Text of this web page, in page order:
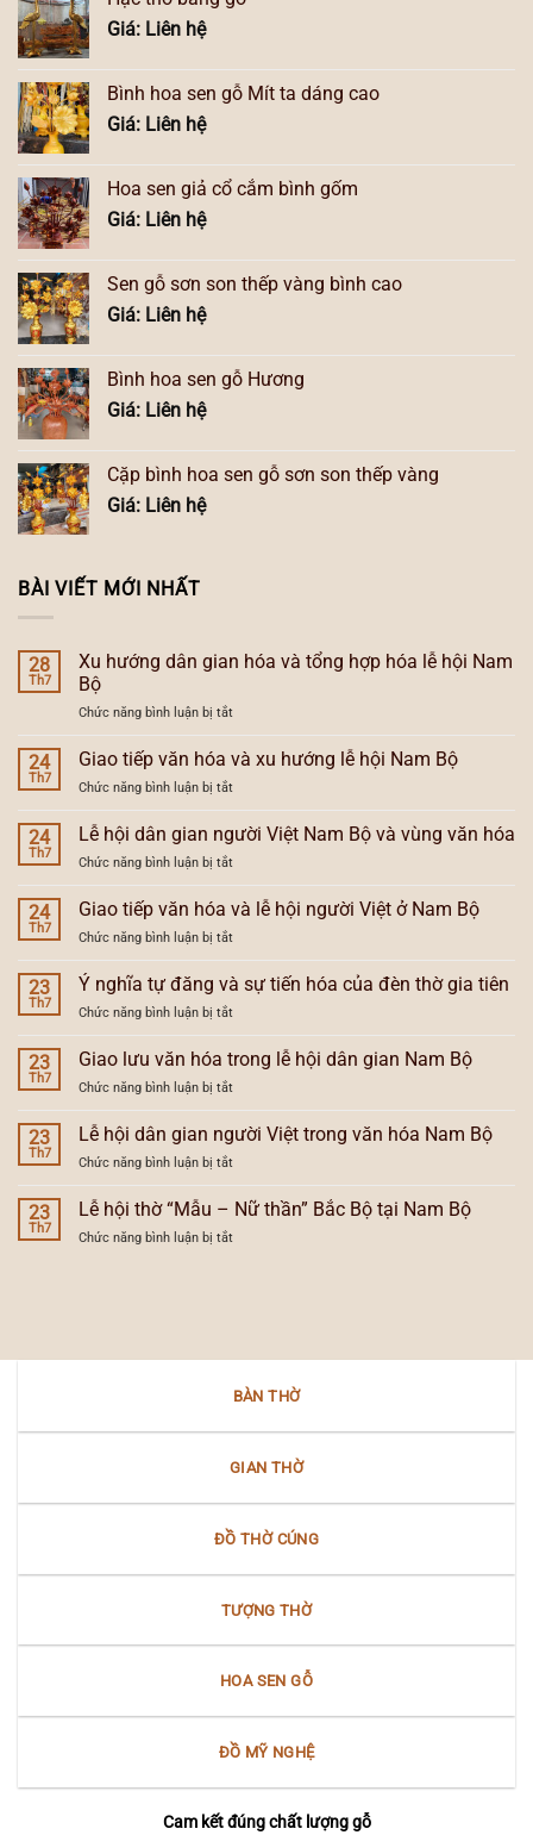
Giá: Liên hệ
Bình hoa sen gỗ Mít ta dáng cao
Giá: Liên hệ
Hoa sen giả cổ cắm bình gốm
Giá: Liên hệ
Sen gỗ sơn son thếp vàng bình cao
Giá: Liên hệ
Bình hoa sen gỗ Hương
Giá: Liên hệ
Cặp bình hoa sen gỗ sơn son thếp vàng
Giá: Liên hệ
BÀI VIẾT MỚI NHẤT
28
Th7
Xu hướng dân gian hóa và tổng hợp hóa lễ hội Nam
Bộ
Chức năng bình luận bị tắtở
Xu
hướng
gian
hóa
và
lễ
hội
Bộ
24
Th7
Giao tiếp văn hóa và xu hướng lễ hội Nam Bộ
Chức năng bình luận bị tắtở
Giao
tiếp
văn
hóa
và
xu
Nam
Bộ
24
Th7
Lễ hội dân gian người Việt Nam Bộ và vùng văn hóa
Chức năng bình luận bị tắtở
Lễ
hội
gian
người
Việt
vùng
văn
24
Th7
Giao tiếp văn hóa và lễ hội người Việt ở Nam Bộ
Chức năng bình luận bị tắtở
Giao
tiếp
hóa
và
lễ
ở
Nam
23
Th7
Ý nghĩa tự đăng và sự tiến hóa của đèn thờ gia tiên
Chức năng bình luận bị tắtở
Ý
nghĩa
đăng
và
sự
đèn
thờ
23
Th7
Giao lưu văn hóa trong lễ hội dân gian Nam Bộ
Chức năng bình luận bị tắtở
Giao
lưu
văn
hóa
trong
lễ
23
Th7
Lễ hội dân gian người Việt trong văn hóa Nam Bộ
Chức năng bình luận bị tắtở
Lễ
hội
gian
Nam
Bộ
23
Th7
Lễ hội thờ “Mẫu – Nữ thần” Bắc Bộ tại Nam Bộ
Chức năng bình luận bị tắtở
Nữ
Bắc
Nam
BÀN THỜ
GIAN THỜ
ĐỒ THỜ CÚNG
TƯỢNG THỜ
HOA SEN GỖ
ĐỒ MỸ NGHỆ
Cam kết đúng chất lượng gỗ